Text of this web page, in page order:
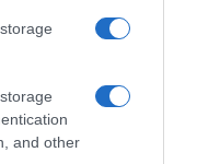
and other